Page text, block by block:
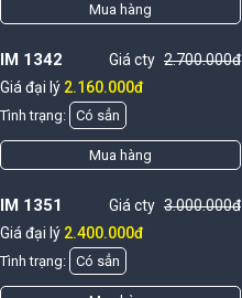
Mua hàng
IM 1342 Giá cty 2.700.000đ
Giá đại lý 2.160.000đ
Tình trạng: Có sẳn
Mua hàng
IM 1351 Giá cty 3.000.000đ
Giá đại lý 2.400.000đ
Tình trạng: Có sẳn